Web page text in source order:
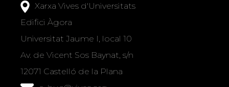
Xarxa Vives d'Universitats
Edifici Àgora
Universitat Jaume I, local 10
Av. de Vicent Sos Baynat, s/n
12071 Castelló de la Plana